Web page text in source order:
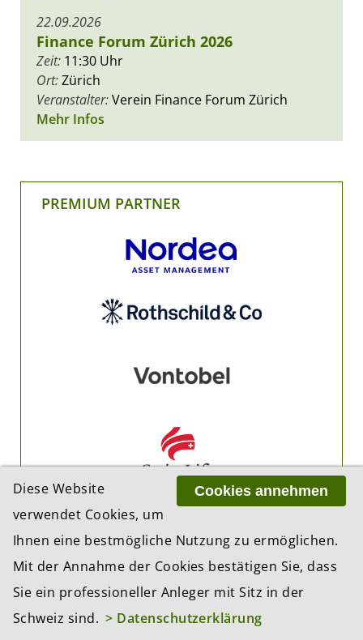
22.09.2026
Finance Forum Zürich 2026
Zeit: 11:30 Uhr
Ort:Zürich
Veranstalter:Verein Finance Forum Zürich
Mehr Infos
PREMIUM PARTNER
PARTNER
Cookies annehmen
Diese Website
verwendet Cookies, um
Ihnen eine bestmögliche Nutzung zu ermöglichen.
Mit der Annahme der Cookies bestätigen Sie, dass
Sie ein professioneller Anleger mit Sitz in der
Schweiz sind. > Datenschutzerklärung